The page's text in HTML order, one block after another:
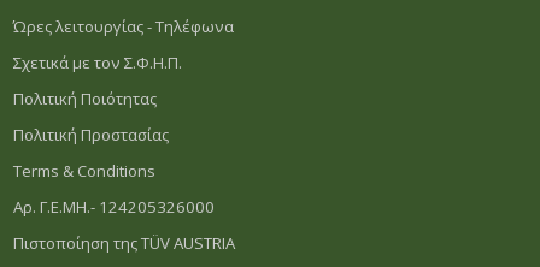
Ώρες λειτουργίας - Τηλέφωνα
Σχετικά με τον Σ.Φ.Η.Π.
Πολιτική Ποιότητας
Πολιτική Προστασίας
Terms & Conditions
Αρ. Γ.Ε.ΜΗ.- 124205326000
Πιστοποίηση της TÜV AUSTRIA